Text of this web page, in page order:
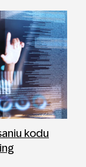
kodu